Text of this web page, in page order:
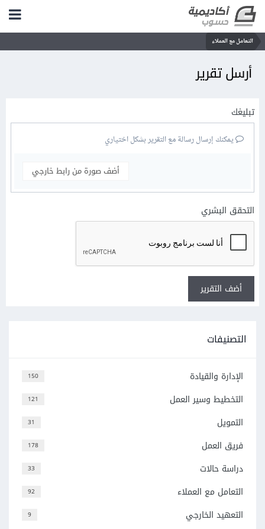
التعامل مع العملاء
أرسل تقرير
تبليغك
يمكنك إرسال رسالة مع التقرير بشكل اختياري
أضف صورة من رابط خارجي
التحقق البشري
أضف التقرير
التصنيفات
150 الإدارة والقيادة
121 التخطيط وسير العمل
31 التمويل
178 فريق العمل
33 دراسة حالات
92 التعامل مع العملاء
9 التعهيد الخارجي